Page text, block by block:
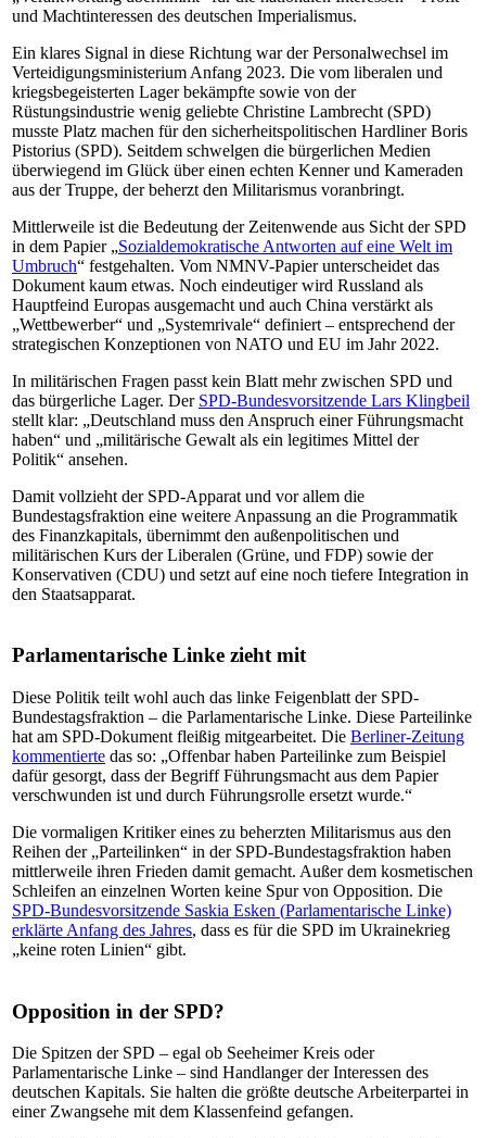
und Machtinteressen des deutschen Imperialismus.
Ein klares Signal in diese Richtung war der Personalwechsel im
Verteidigungsministerium Anfang 2023. Die vom liberalen und
kriegsbegeisterten Lager bekämpfte sowie von der
Rüstungsindustrie wenig geliebte Christine Lambrecht (SPD)
musste Platz machen für den sicherheitspolitischen Hardliner Boris
Pistorius (SPD). Seitdem schwelgen die bürgerlichen Medien
überwiegend im Glück über einen echten Kenner und Kameraden
aus der Truppe, der beherzt den Militarismus voranbringt.
Mittlerweile ist die Bedeutung der Zeitenwende aus Sicht der SPD
in dem Papier „Sozialdemokratische Antworten auf eine Welt im
Umbruch“ festgehalten. Vom NMNV-Papier unterscheidet das
Dokument kaum etwas. Noch eindeutiger wird Russland als
Hauptfeind Europas ausgemacht und auch China verstärkt als
„Wettbewerber“ und „Systemrivale“ definiert – entsprechend der
strategischen Konzeptionen von NATO und EU im Jahr 2022.
In militärischen Fragen passt kein Blatt mehr zwischen SPD und
das bürgerliche Lager. Der SPD-Bundesvorsitzende Lars Klingbeil
stellt klar: „Deutschland muss den Anspruch einer Führungsmacht
haben“ und „militärische Gewalt als ein legitimes Mittel der
Politik“ ansehen.
Damit vollzieht der SPD-Apparat und vor allem die
Bundestagsfraktion eine weitere Anpassung an die Programmatik
des Finanzkapitals, übernimmt den außenpolitischen und
militärischen Kurs der Liberalen (Grüne, und FDP) sowie der
Konservativen (CDU) und setzt auf eine noch tiefere Integration in
den Staatsapparat.
Parlamentarische Linke zieht mit
Diese Politik teilt wohl auch das linke Feigenblatt der SPD-
Bundestagsfraktion – die Parlamentarische Linke. Diese Parteilinke
hat am SPD-Dokument fleißig mitgearbeitet. Die Berliner-Zeitung
kommentierte das so: „Offenbar haben Parteilinke zum Beispiel
dafür gesorgt, dass der Begriff Führungsmacht aus dem Papier
verschwunden ist und durch Führungsrolle ersetzt wurde.“
Die vormaligen Kritiker eines zu beherzten Militarismus aus den
Reihen der „Parteilinken“ in der SPD-Bundestagsfraktion haben
mittlerweile ihren Frieden damit gemacht. Außer dem kosmetischen
Schleifen an einzelnen Worten keine Spur von Opposition. Die
SPD-Bundesvorsitzende Saskia Esken (Parlamentarische Linke)
erklärte Anfang des Jahres, dass es für die SPD im Ukrainekrieg
„keine roten Linien“ gibt.
Opposition in der SPD?
Die Spitzen der SPD – egal ob Seeheimer Kreis oder
Parlamentarische Linke – sind Handlanger der Interessen des
deutschen Kapitals. Sie halten die größte deutsche Arbeiterpartei in
einer Zwangsehe mit dem Klassenfeind gefangen.